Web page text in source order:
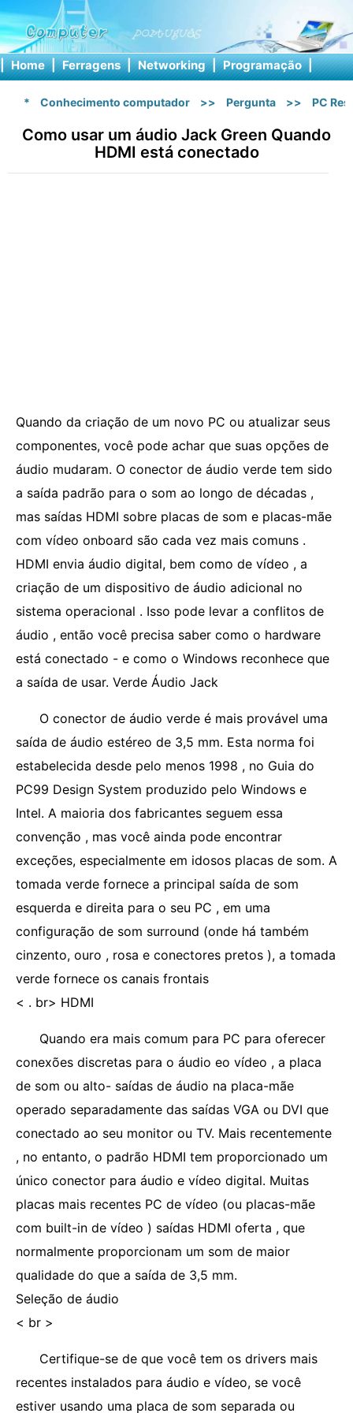
| Home | Ferragens | Networking | Programação |
* Conhecimento computador >> Pergunta >> PC
Como usar um áudio Jack Green Quando
HDMI está conectado
Quando da criação de um novo PC ou atualizar seus
componentes, você pode achar que suas opções de
áudio mudaram. O conector de áudio verde tem sido
a saída padrão para o som ao longo de décadas ,
mas saídas HDMI sobre placas de som e placas-mãe
com vídeo onboard são cada vez mais comuns .
HDMI envia áudio digital, bem como de vídeo , a
criação de um dispositivo de áudio adicional no
sistema operacional . Isso pode levar a conflitos de
áudio , então você precisa saber como o hardware
está conectado - e como o Windows reconhece que
a saída de usar. Verde Áudio Jack
O conector de áudio verde é mais provável uma
saída de áudio estéreo de 3,5 mm. Esta norma foi
estabelecida desde pelo menos 1998 , no Guia do
PC99 Design System produzido pelo Windows e
Intel. A maioria dos fabricantes seguem essa
convenção , mas você ainda pode encontrar
exceções, especialmente em idosos placas de som. A
tomada verde fornece a principal saída de som
esquerda e direita para o seu PC , em uma
configuração de som surround (onde há também
cinzento, ouro , rosa e conectores pretos ), a tomada
verde fornece os canais frontais
< . br> HDMI
Quando era mais comum para PC para oferecer
conexões discretas para o áudio eo vídeo , a placa
de som ou alto- saídas de áudio na placa-mãe
operado separadamente das saídas VGA ou DVI que
conectado ao seu monitor ou TV. Mais recentemente
, no entanto, o padrão HDMI tem proporcionado um
único conector para áudio e vídeo digital. Muitas
placas mais recentes PC de vídeo (ou placas-mãe
com built-in de vídeo ) saídas HDMI oferta , que
normalmente proporcionam um som de maior
qualidade do que a saída de 3,5 mm.
Seleção de áudio
< br >
Certifique-se de que você tem os drivers mais
recentes instalados para áudio e vídeo, se você
estiver usando uma placa de som separada ou